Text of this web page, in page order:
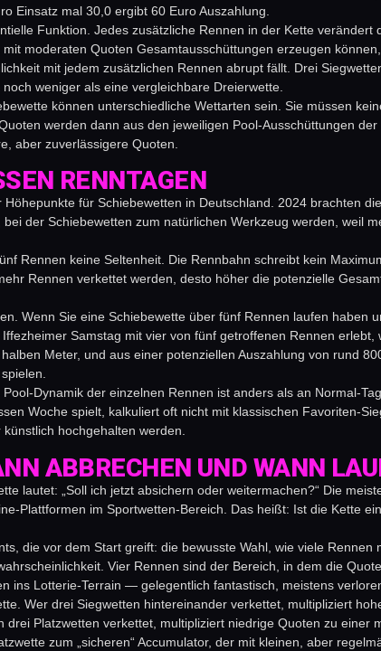
Einsatz mal 30,0 ergibt 60 Euro Auszahlung.
Funktion. Jedes zusätzliche Rennen in der Kette
moderaten Quoten Gesamtausschüttungen erzeugen
mit jedem zusätzlichen Rennen abrupt fällt. Drei
weniger als eine vergleichbare Dreierwette.
können unterschiedliche Wettarten sein. Sie müssen
werden dann aus den jeweiligen Pool-Ausschüttungen
aber zuverlässigere Quoten.
RENNTAGEN
für Schiebewetten in Deutschland. 2024 brachten
der Schiebewetten zum natürlichen Werkzeug werden, weil
Rennen keine Seltenheit. Die Rennbahn schreibt kein
Rennen verkettet werden, desto höher die potenzielle
Wenn Sie eine Schiebewette über fünf Rennen laufen haben
Samstag mit vier von fünf getroffenen Rennen
Meter, und aus einer potenziellen Auszahlung von rund
Dynamik der einzelnen Rennen ist anders als an Normal-
Woche spielt, kalkuliert oft nicht mit klassischen Favoriten-
hochgehalten werden.
ABBRECHEN UND WANN
lautet: „Soll ich jetzt absichern oder weitermachen?“ Die
Plattformen im Sportwetten-Bereich. Das heißt: Ist die Kette
die vor dem Start greift: die bewusste Wahl, wie viele
Vier Rennen sind der Bereich, in dem die
ins Lotterie-Terrain — gelegentlich fantastisch, meistens
Wer drei Siegwetten hintereinander verkettet, multipliziert
drei Platzwetten verkettet, multipliziert niedrige Quoten zu
zum „sicheren“ Accumulator, der mit kleinen, aber